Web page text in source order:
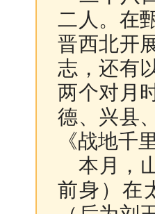
二人。在
晋西北开
志，还有
两个对月
德、兴县
《战地千
本月，
前身）在